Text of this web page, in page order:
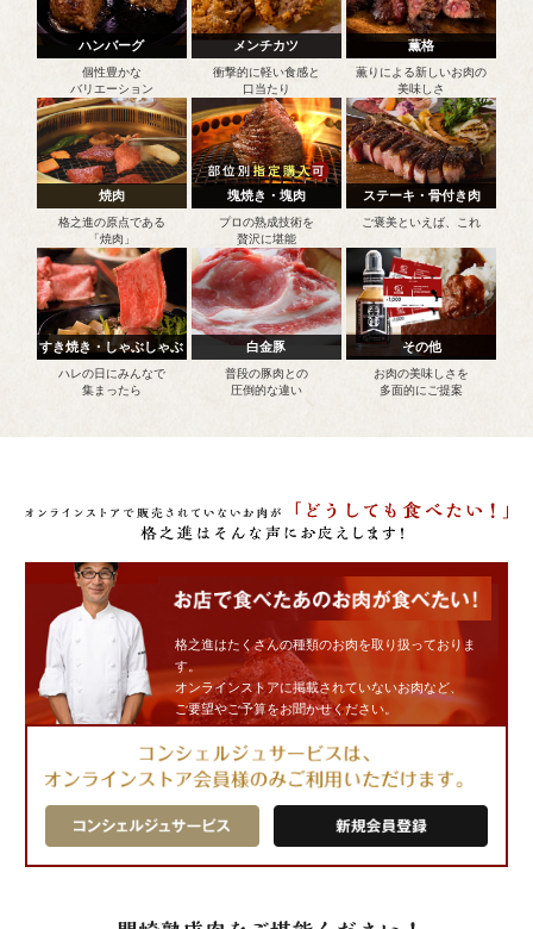
ハンバーグ
個性豊かな
バリエーション
メンチカツ
衝撃的に軽い食感と
口当たり
薫格
薫りによる新しいお肉の
美味しさ
焼肉
格之進の原点である
「焼肉」
塊焼き・塊肉
プロの熟成技術を
贅沢に堪能
ステーキ・骨付き肉
ご褒美といえば、これ
すき焼き・しゃぶしゃぶ
ハレの日にみんなで
集まったら
白金豚
普段の豚肉との
圧倒的な違い
その他
お肉の美味しさを
多面的にご提案
格之進はたくさんの種類のお肉を取り扱っておりま
す。
オンラインストアに掲載されていないお肉など、
ご要望やご予算をお聞かせください。